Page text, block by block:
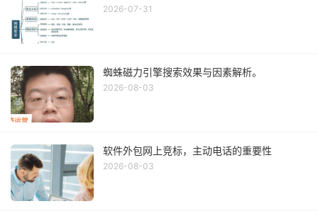
2026-07-31
蜘蛛磁力引擎搜索效果与因素解析。
2026-08-03
软件外包网上竞标，主动电话的重要性
2026-08-03